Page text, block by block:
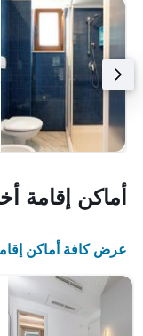
أماكن إقامة
عرض كافة أماكن إقامة